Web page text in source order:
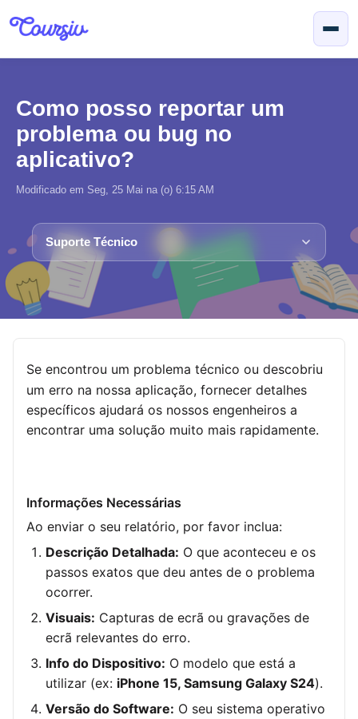
Como posso reportar um
problema ou bug no
aplicativo?
Modificado em Seg, 25 Mai na (o) 6:15 AM
Suporte Técnico
Se encontrou um problema técnico ou descobriu
um erro na nossa aplicação, fornecer detalhes
específicos ajudará os nossos engenheiros a
encontrar uma solução muito mais rapidamente.
Informações Necessárias
Ao enviar o seu relatório, por favor inclua:
Descrição Detalhada: O que aconteceu e os
passos exatos que deu antes de o problema
ocorrer.
Visuais: Capturas de ecrã ou gravações de
ecrã relevantes do erro.
Info do Dispositivo: O modelo que está a
utilizar (ex: iPhone 15, Samsung Galaxy S24).
Versão do Software: O seu sistema operativo